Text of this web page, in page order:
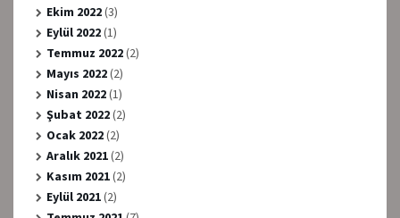
Ekim 2022(3)
Eylül 2022(1)
Temmuz 2022(2)
Mayıs 2022(2)
Nisan 2022(1)
Şubat 2022(2)
Ocak 2022(2)
Aralık 2021(2)
Kasım 2021(2)
Eylül 2021(2)